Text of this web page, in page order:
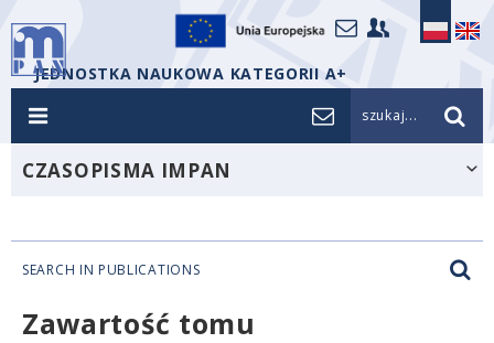
JEDNOSTKA NAUKOWA KATEGORII A+
szukaj...
CZASOPISMA IMPAN
SEARCH IN PUBLICATIONS
Zawartość tomu